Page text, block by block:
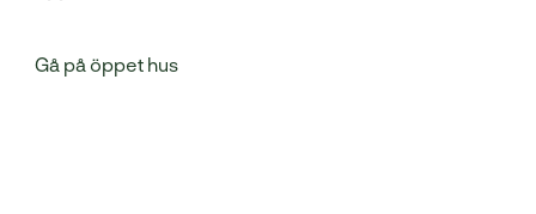
Gå på öppet hus